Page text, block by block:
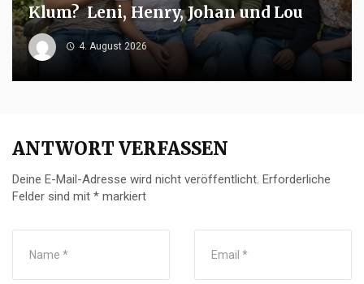
Klum? Leni, Henry, Johan und Lou
4. August 2026
ANTWORT VERFASSEN
Deine E-Mail-Adresse wird nicht veröffentlicht. Erforderliche
Felder sind mit * markiert